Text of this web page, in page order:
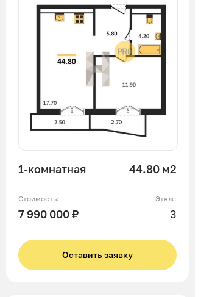
1-комнатная 44.80 м2
Стоимость:
7 990 000 ₽
Этаж:
3
Оставить заявку